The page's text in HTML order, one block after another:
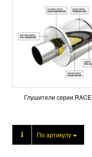
Глушители серии RACE
Продукция
По артикулу